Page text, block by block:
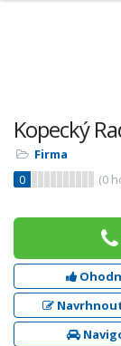
Kopecký
Firma
0
(0